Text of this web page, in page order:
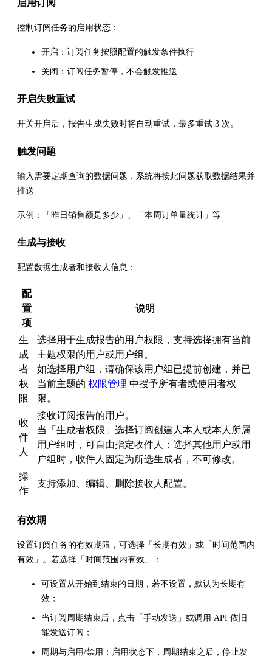
启用订阅
控制订阅任务的启用状态：
开启：订阅任务按照配置的触发条件执行
关闭：订阅任务暂停，不会触发推送
开启失败重试
开关开启后，报告生成失败时将自动重试，最多重试 3 次。
触发问题
输入需要定期查询的数据问题，系统将按此问题获取数据结果并
推送
示例：「昨日销售额是多少」、「本周订单量统计」等
生成与接收
配置数据生成者和接收人信息：
配
置
项
说明
生
成
者
权
限
选择用于生成报告的用户权限，支持选择拥有当前
主题权限的用户或用户组。
如选择用户组，请确保该用户组已提前创建，并已
当前主题的 权限管理 中授予所有者或使用者权
限。
收
件
人
接收订阅报告的用户。
当「生成者权限」选择订阅创建人本人或本人所属
用户组时，可自由指定收件人；选择其他用户或用
户组时，收件人固定为所选生成者，不可修改。
操
作
支持添加、编辑、删除接收人配置。
有效期
设置订阅任务的有效期限，可选择「长期有效」或「时间范围内
有效」。若选择「时间范围内有效」：
可设置从开始到结束的日期，若不设置，默认为长期有
效；
当订阅周期结束后，点击「手动发送」或调用 API 依旧
能发送订阅；
周期与启用/禁用：启用状态下，周期结束之后，停止发